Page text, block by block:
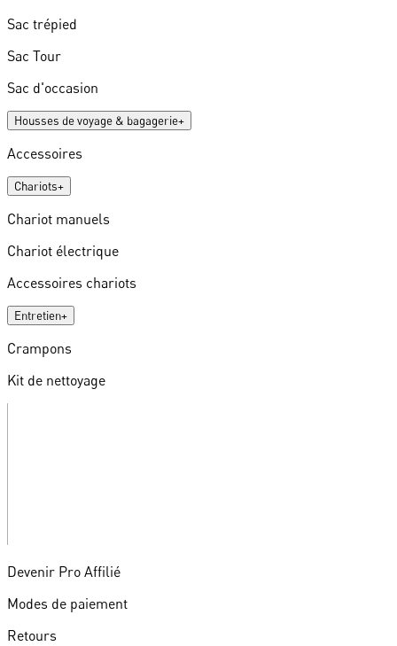
Sac trépied
Sac Tour
Sac d'occasion
Housses de voyage & bagagerie+
Accessoires
Chariots+
Chariot manuels
Chariot électrique
Accessoires chariots
Entretien+
Crampons
Kit de nettoyage
Devenir Pro Affilié
Modes de paiement
Retours